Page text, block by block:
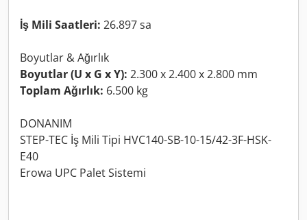
İş Mili Saatleri: 26.897 sa
Boyutlar & Ağırlık
Boyutlar (U x G x Y): 2.300 x 2.400 x 2.800 mm
Toplam Ağırlık: 6.500 kg
DONANIM
STEP-TEC İş Mili Tipi HVC140-SB-10-15/42-3F-HSK-
E40
Erowa UPC Palet Sistemi